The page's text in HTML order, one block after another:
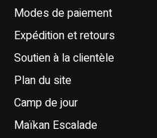
Modes de paiement
Expédition et retours
Soutien à la clientèle
Plan du site
Camp de jour
Maïkan Escalade